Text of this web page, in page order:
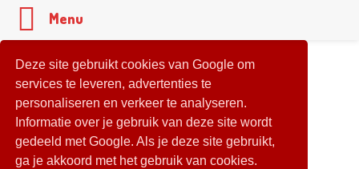
Deze site gebruikt cookies van Google om
services te leveren, advertenties te
personaliseren en verkeer te analyseren.
Informatie over je gebruik van deze site wordt
gedeeld met Google. Als je deze site gebruikt,
ga je akkoord met het gebruik van cookies.
Menu